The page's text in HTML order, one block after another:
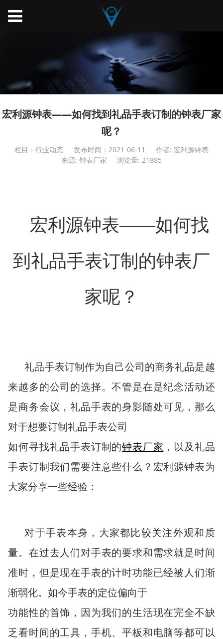
宏利源钟表——如何找到礼品手表订制的钟表厂家
呢？
栏目：行业动态 发布时间：2021-06-11
作者: 宏利源钟表
来源: 钟表厂家
浏览量: 21885
宏利源钟表——如何找
到礼品手表订制的钟表厂
家呢？
礼品手表订制作为自己公司的商务礼品是越
来越多的公司的选择。不管是在是纪念活动还
是商务会议，礼品手表的身影随处可见，那么
对于想要订制礼品手表公司
如何寻找礼品手表订制的钟表厂家 ，以及礼品
手表订制我们需要注意些什么？宏利源钟表为
大家分享一些经验：
对于手表本身，大家都比较关注外观和质
量。在过去人们对手表的要求和需求就是时间
准时，但是现在手表的计时功能已经被人们渐
渐弱化。如今手表的定位偏向于
功能性的首饰，因为我们的生活现在完全不缺
乏看时间的工具，手机、平板和电脑等都可以